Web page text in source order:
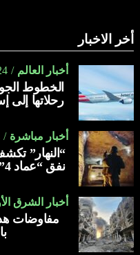
أخر الاخبار
أخبار العالم
الخطوط
رحلاتها إلى
أخبار مباشرة
“النهار”
نفق “عماد 4” مأخوذة من أوكرانيا….
أخبار الشرق
مفاوضات